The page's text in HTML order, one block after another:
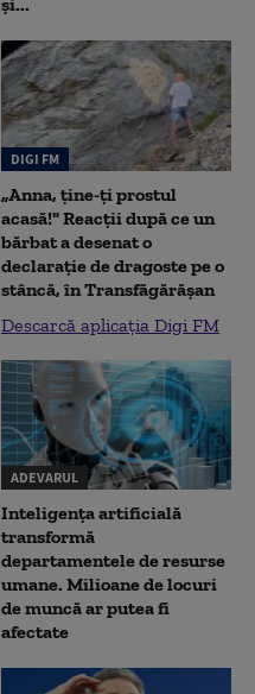
DIGI FM
„Anna, ţine-ţi prostul
acasă!" Reacţii după ce un
bărbat a desenat o
declaraţie de dragoste pe o
stâncă, în Transfăgărăşan
Descarcă aplicația Digi FM
ADEVARUL
Inteligența artificială
transformă
departamentele de resurse
umane. Milioane de locuri
de muncă ar putea fi
afectate